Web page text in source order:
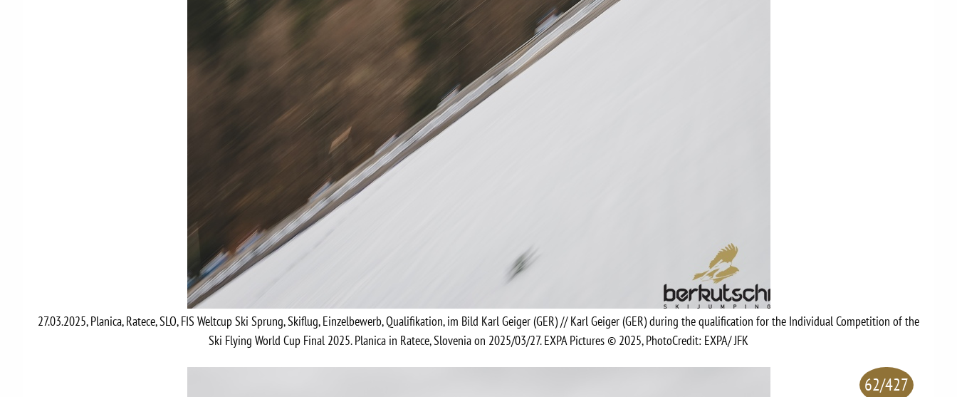
27.03.2025, Planica, Ratece, SLO, FIS Weltcup Ski Sprung, Skiflug, Einzelbewerb, Qualifikation, im Bild Karl Geiger (GER) // Karl Geiger (GER) during the qualification for the Individual Competition of the
Ski Flying World Cup Final 2025. Planica in Ratece, Slovenia on 2025/03/27. EXPA Pictures © 2025, PhotoCredit: EXPA/ JFK
62/427